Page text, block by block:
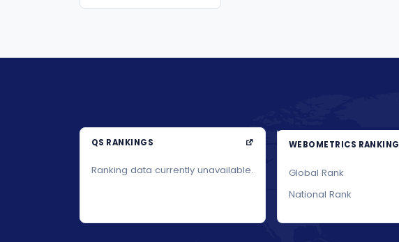
QS RANKINGS
Ranking data currently unavailable.
WEBOMETRICS RANKING
Global Rank
National Rank